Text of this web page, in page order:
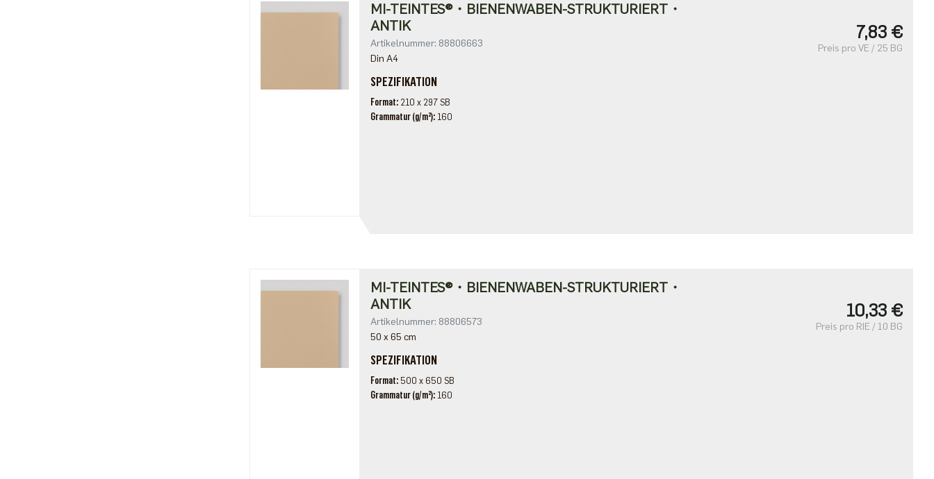
MI-TEINTES®・BIENENWABEN-STRUKTURIERT・
ANTIK
Artikelnummer: 88806663
Din A4
SPEZIFIKATION
Format 210 x 297 SB
Grammatur (g/m²) 160
7,83 €
Preis pro VE / 25 BG
MI-TEINTES®・BIENENWABEN-STRUKTURIERT・
ANTIK
Artikelnummer: 88806573
50 x 65 cm
SPEZIFIKATION
Format 500 x 650 SB
Grammatur (g/m²) 160
10,33 €
Preis pro RIE / 10 BG